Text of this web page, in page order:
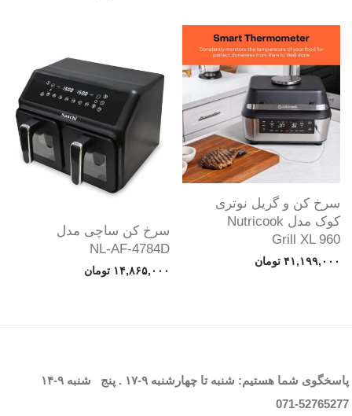
سرخ کن و گریل نوتری
کوک مدل Nutricook
Grill XL 960
۴۱,۱۹۹,۰۰۰ تومان
سرخ کن ساچی مدل
NL-AF-4784D
۱۴,۸۶۵,۰۰۰ تومان
پاسخگوی شما هستیم: شنبه تا چهارشنبه ۹-۱۷ . پنج شنبه ۹-۱۴
071-52765277